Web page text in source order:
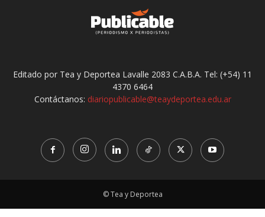
Editado por Tea y Deportea Lavalle 2083 C.A.B.A. Tel: (+54) 11
4370 6464
Contáctanos: diariopublicable@teaydeportea.edu.ar
© Tea y Deportea